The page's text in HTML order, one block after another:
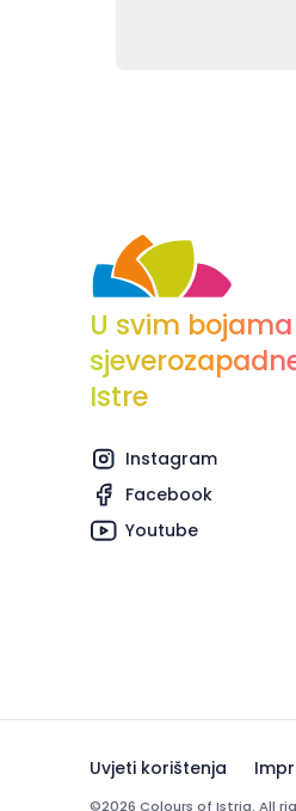
U svim bojama
Istre
Instagram
Facebook
Youtube
Uvjeti korištenja
©2026 Colours of Istria. All